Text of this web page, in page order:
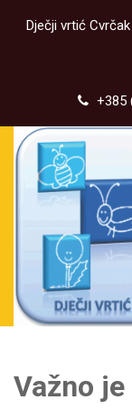
Dječji vrtić
+385
Važno